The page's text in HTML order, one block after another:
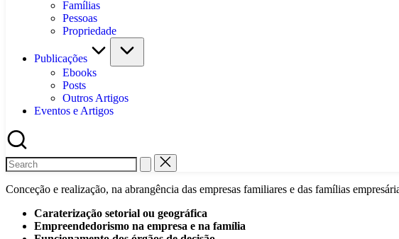
Famílias
Pessoas
Propriedade
Publicações
Ebooks
Posts
Outros Artigos
Eventos e Artigos
Conceção e realização, na abrangência das empresas familiares e das famílias
Caraterização setorial ou geográfica
Empreendedorismo na empresa e na família